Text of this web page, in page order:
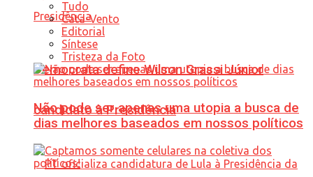
Democrata define Wilson Grassi Júnior
candidato à Presidência
Tudo
Cata-Vento
Editorial
Síntese
Tristeza da Foto
Não pode ser apenas uma utopia a busca de
dias melhores baseados em nossos políticos